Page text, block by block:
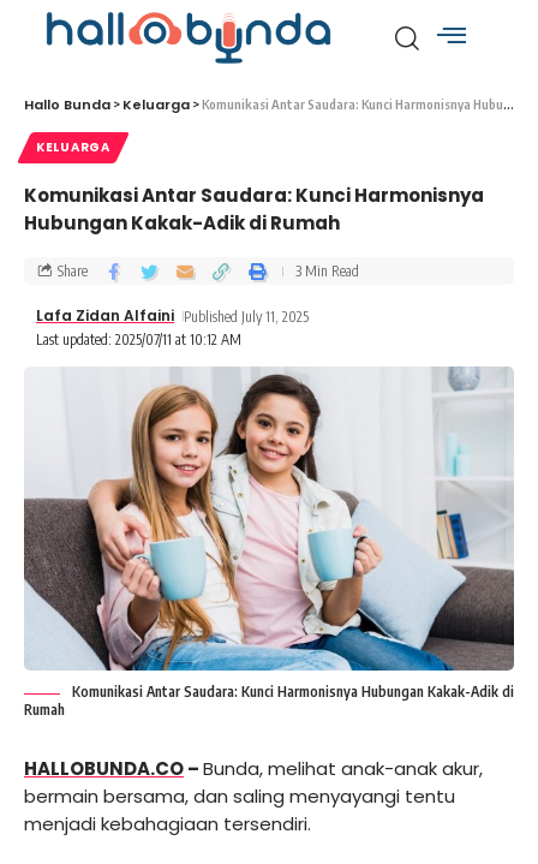
Hallo Bunda > Keluarga >Komunikasi Antar Saudara: Kunci Harmonisnya Hubungan Kakak-Adik di Rumah
KELUARGA
Komunikasi Antar Saudara: Kunci Harmonisnya
Hubungan Kakak-Adik di Rumah
Last updated: 2025/07/11 at 10:12 AM
Lafa Zidan Alfaini Published July 11, 2025
Share 3 Min Read
Komunikasi Antar Saudara: Kunci Harmonisnya Hubungan Kakak-Adik di
Rumah
HALLOBUNDA.CO–Bunda, melihat anak-anak akur,
bermain bersama, dan saling menyayangi tentu
menjadi kebahagiaan tersendiri.